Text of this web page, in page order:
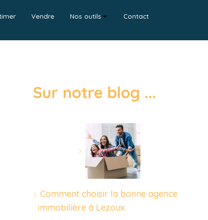
Vendre Nos outils Contact
Sur notre blog ...
Comment choisir la bonne agence
immobilière à Lezoux.